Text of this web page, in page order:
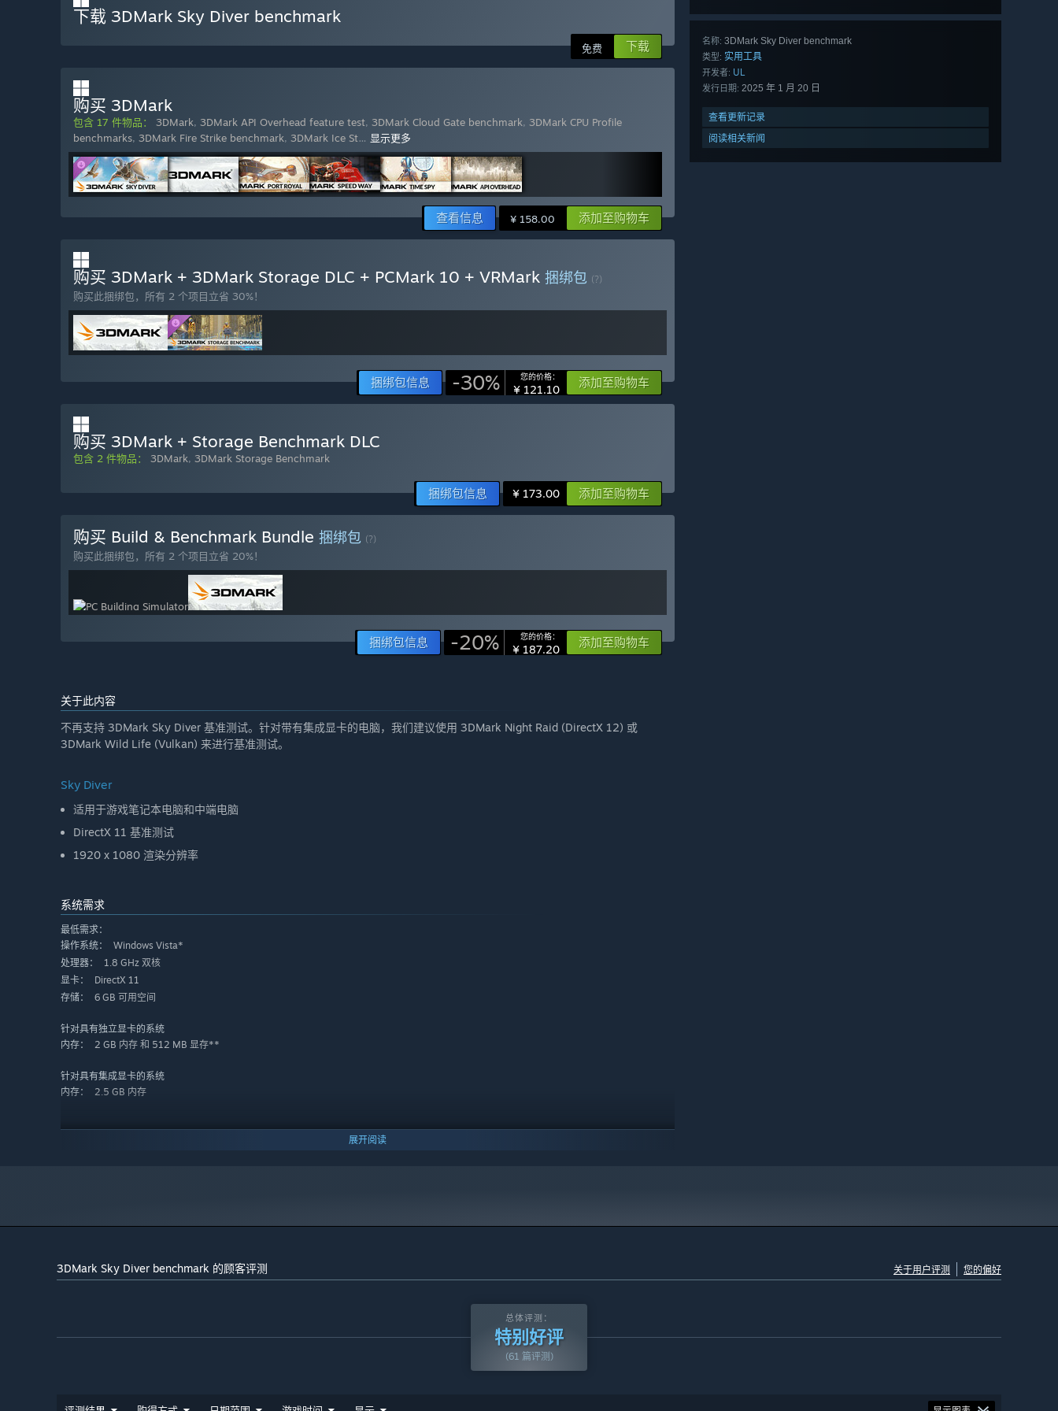
名称: 3DMark Sky Diver benchmark
类型: 实用工具
开发者: UL
发行日期: 2025 年 1 月 20 日
查看更新记录
阅读相关新闻
下载 3DMark Sky Diver benchmark
免费 下载
购买 3DMark
包含 17 件物品： 3DMark, 3DMark API Overhead feature test, 3DMark Cloud Gate benchmark, 3DMark CPU Profile
benchmarks, 3DMark Fire Strike benchmark, 3DMark Ice St… 显示更多
查看信息 ¥ 158.00 添加至购物车
购买 3DMark + 3DMark Storage DLC + PCMark 10 + VRMark 捆绑包 (?)
购买此捆绑包，所有 2 个项目立省 30%！
捆绑包信息 -30% 您的价格：
¥ 121.10 添加至购物车
购买 3DMark + Storage Benchmark DLC
包含 2 件物品： 3DMark, 3DMark Storage Benchmark
捆绑包信息 ¥ 173.00 添加至购物车
购买 Build & Benchmark Bundle 捆绑包 (?)
购买此捆绑包，所有 2 个项目立省 20%！
捆绑包信息 -20% 您的价格：
¥ 187.20 添加至购物车
关于此内容
不再支持 3DMark Sky Diver 基准测试。针对带有集成显卡的电脑，我们建议使用 3DMark Night Raid (DirectX 12) 或
3DMark Wild Life (Vulkan) 来进行基准测试。
Sky Diver
适用于游戏笔记本电脑和中端电脑
DirectX 11 基准测试
1920 x 1080 渲染分辨率
系统需求
最低需求：
操作系统：
Windows Vista*
处理器： 1.8 GHz 双核
显卡： DirectX 11
存储： 6 GB 可用空间
针对具有独立显卡的系统
内存：
2 GB 内存 和 512 MB 显存**
针对具有集成显卡的系统
内存：
2.5 GB 内存
* Windows 7 用户必须安装 Service Pack 1. Windows Vista 用户必须安装 Service Pack 2 和 DirectX 11 平台更新。
展开阅读
3DMark Sky Diver benchmark 的顾客评测 关于用户评测 您的偏好
总体评测：
特别好评
(61 篇评测)